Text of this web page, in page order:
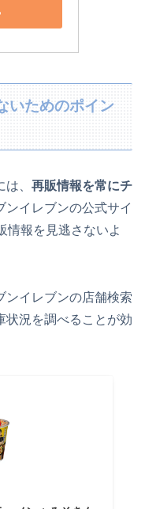
いためのポイン
、 再販情報を常にチ
ンイレブンの公式サイ
情報を見逃さないよ
ンイレブンの店舗検索
状況を調べることが効